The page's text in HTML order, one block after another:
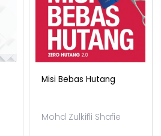
Misi Bebas Hutang
Mohd Zulkifli Shafie